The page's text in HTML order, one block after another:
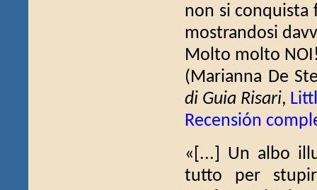
non si conquista
mostrandosi
Molto molto
(Marianna De
di Guia Risari,
Recensión
«[...] Un albo
tutto per